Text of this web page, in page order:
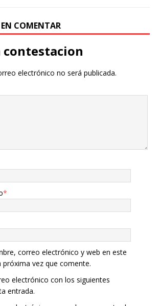
EN COMENTAR
contestacion
electrónico no será publicada.
*
correo electrónico y web en este
próxima vez que comente.
electrónico con los siguientes
entrada.